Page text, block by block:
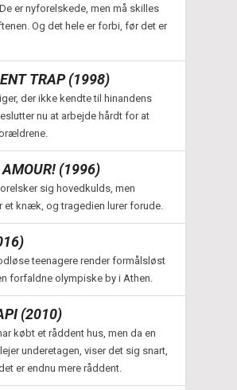
er nyforelskede, men må skilles
Og det hele er forbi, før det er
TRAP (1998)
der ikke kendte til hinandens
nu at arbejde hårdt for at
AMOUR! (1996)
sig hovedkulds, men
et knæk, og tragedien lurer forude.
teenagere render formålsløst
forfaldne olympiske by i Athen.
(2010)
købt et råddent hus, men da en
underetagen, viser det sig snart,
er endnu mere råddent.